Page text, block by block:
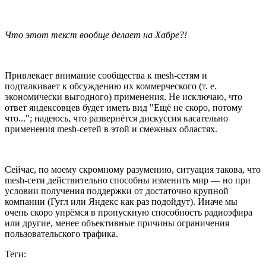
Что этот текст вообще делает на Хабре?!
Привлекает внимание сообщества к mesh-сетям и
подталкивает к обсуждению их коммерческого (т. е.
экономически выгодного) применения. Не исключаю, что
ответ яндексовцев будет иметь вид "Ещё не скоро, потому
что..."; надеюсь, что развернётся дискуссия касательно
применения mesh-сетей в этой и смежных областях.
Сейчас, по моему скромному разумению, ситуация такова, что
mesh-сети действительно способны изменить мир — но при
условии получения поддержки от достаточно крупной
компании (Гугл или Яндекс как раз подойдут). Иначе мы
очень скоро упрёмся в пропускную способность радиоэфира
или другие, менее объективные причины ограничения
пользовательского трафика.
Теги: